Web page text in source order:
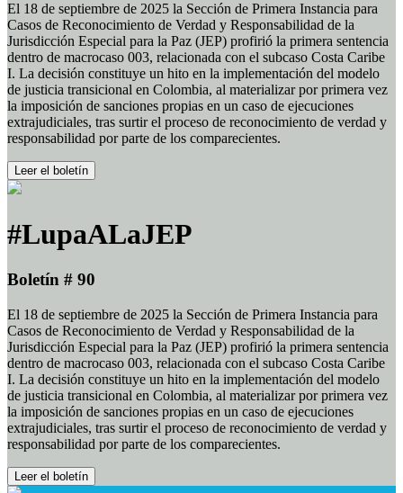
El 18 de septiembre de 2025 la Sección de Primera Instancia para
Casos de Reconocimiento de Verdad y Responsabilidad de la
Jurisdicción Especial para la Paz (JEP) profirió la primera sentencia
dentro de macrocaso 003, relacionada con el subcaso Costa Caribe
I. La decisión constituye un hito en la implementación del modelo
de justicia transicional en Colombia, al materializar por primera vez
la imposición de sanciones propias en un caso de ejecuciones
extrajudiciales, tras surtir el proceso de reconocimiento de verdad y
responsabilidad por parte de los comparecientes.
Leer el boletín
#LupaALaJEP
Boletín # 90
El 18 de septiembre de 2025 la Sección de Primera Instancia para
Casos de Reconocimiento de Verdad y Responsabilidad de la
Jurisdicción Especial para la Paz (JEP) profirió la primera sentencia
dentro de macrocaso 003, relacionada con el subcaso Costa Caribe
I. La decisión constituye un hito en la implementación del modelo
de justicia transicional en Colombia, al materializar por primera vez
la imposición de sanciones propias en un caso de ejecuciones
extrajudiciales, tras surtir el proceso de reconocimiento de verdad y
responsabilidad por parte de los comparecientes.
Leer el boletín